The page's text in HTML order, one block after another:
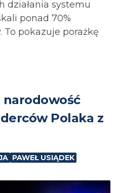
działania systemu
ponad 70%
To pokazuje porażkę
narodowość
Polaka z
PAWEŁ USIĄDEK